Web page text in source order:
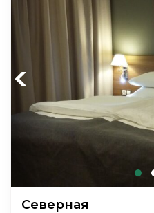
Previous
Северная